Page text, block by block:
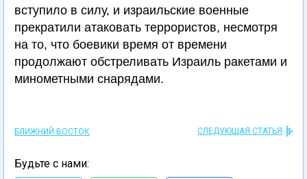
вступило в силу, и израильские военные
прекратили атаковать террористов, несмотря
на то, что боевики время от времени
продолжают обстреливать Израиль ракетами и
минометными снарядами.
БЛИЖНИЙ ВОСТОК СЛЕДУЮЩАЯ СТАТЬЯ
Будьте с нами: